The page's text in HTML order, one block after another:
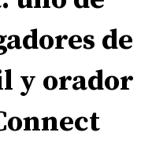
de
y orador